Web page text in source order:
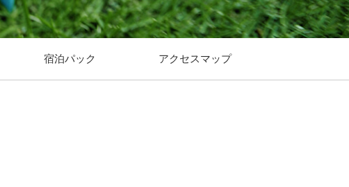
宿泊パック アクセスマップ